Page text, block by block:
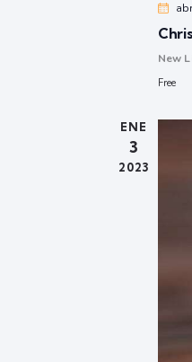
New
Free
ENE
3
2023